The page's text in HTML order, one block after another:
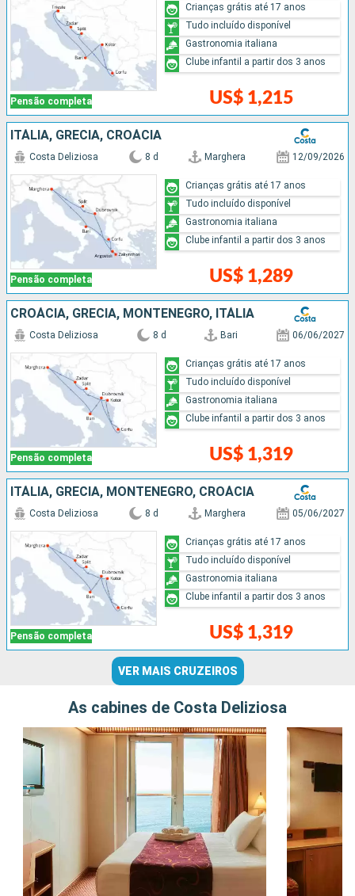
Pensão completa US$ 1,215
Crianças grátis até 17 anos
Tudo incluído disponível
Gastronomia italiana
Clube infantil a partir dos 3 anos
ITÁLIA, GRÉCIA, CROÁCIA
Pensão completa
Costa Deliziosa 8 d Marghera 12/09/2026
US$ 1,289
Crianças grátis até 17 anos
Tudo incluído disponível
Gastronomia italiana
Clube infantil a partir dos 3 anos
CROÁCIA, GRÉCIA, MONTENEGRO, ITÁLIA
Pensão completa
Costa Deliziosa 8 d Bari 06/06/2027
US$ 1,319
Crianças grátis até 17 anos
Tudo incluído disponível
Gastronomia italiana
Clube infantil a partir dos 3 anos
ITÁLIA, GRÉCIA, MONTENEGRO, CROÁCIA
Pensão completa
Costa Deliziosa 8 d Marghera 05/06/2027
US$ 1,319
Crianças grátis até 17 anos
Tudo incluído disponível
Gastronomia italiana
Clube infantil a partir dos 3 anos
VER MAIS CRUZEIROS
As cabines de Costa Deliziosa